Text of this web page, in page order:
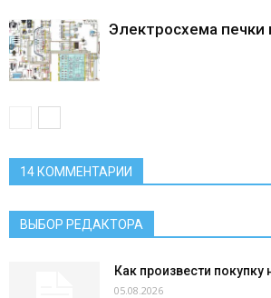
Электросхема печки
14 КОММЕНТАРИИ
ВЫБОР РЕДАКТОРА
Как произвести покупку
05.08.2026